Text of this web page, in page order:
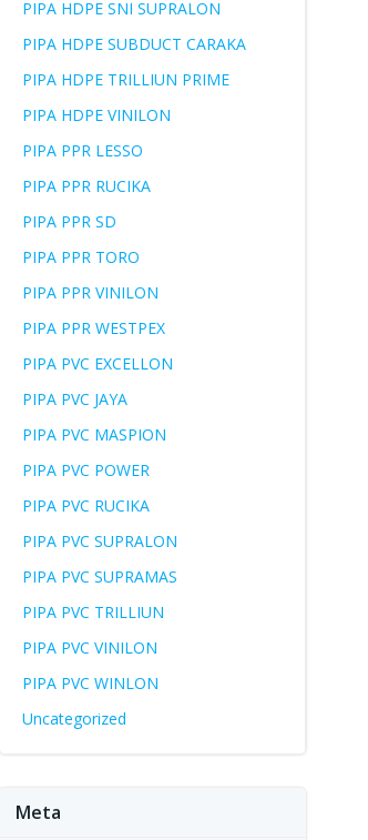
PIPA HDPE SNI SUPRALON
PIPA HDPE SUBDUCT CARAKA
PIPA HDPE TRILLIUN PRIME
PIPA HDPE VINILON
PIPA PPR LESSO
PIPA PPR RUCIKA
PIPA PPR SD
PIPA PPR TORO
PIPA PPR VINILON
PIPA PPR WESTPEX
PIPA PVC EXCELLON
PIPA PVC JAYA
PIPA PVC MASPION
PIPA PVC POWER
PIPA PVC RUCIKA
PIPA PVC SUPRALON
PIPA PVC SUPRAMAS
PIPA PVC TRILLIUN
PIPA PVC VINILON
PIPA PVC WINLON
Uncategorized
Meta